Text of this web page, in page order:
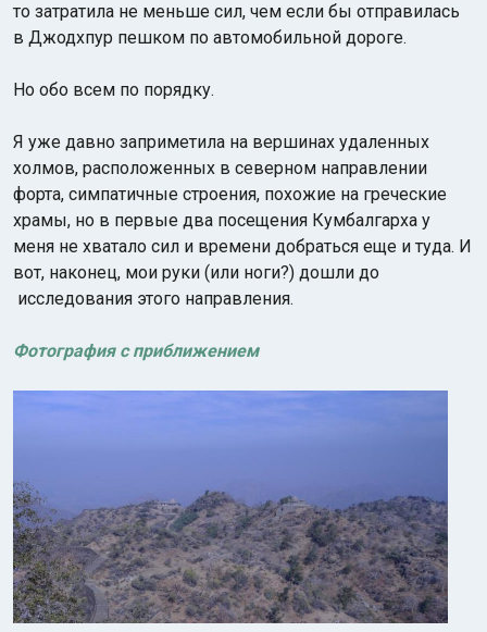
то затратила не меньше сил, чем если бы отправилась
в Джодхпур пешком по автомобильной дороге.
Но обо всем по порядку.
Я уже давно заприметила на вершинах удаленных
холмов, расположенных в северном направлении
форта, симпатичные строения, похожие на греческие
храмы, но в первые два посещения Кумбалгарха у
меня не хватало сил и времени добраться еще и туда. И
вот, наконец, мои руки (или ноги?) дошли до
исследования этого направления.
Фотография с приближением